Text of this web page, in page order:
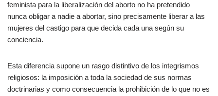
feminista para la liberalización del aborto no ha pretendido
nunca obligar a nadie a abortar, sino precisamente liberar a las
mujeres del castigo para que decida cada una según su
conciencia.
Esta diferencia supone un rasgo distintivo de los integrismos
religiosos: la imposición a toda la sociedad de sus normas
doctrinarias y como consecuencia la prohibición de lo que no es